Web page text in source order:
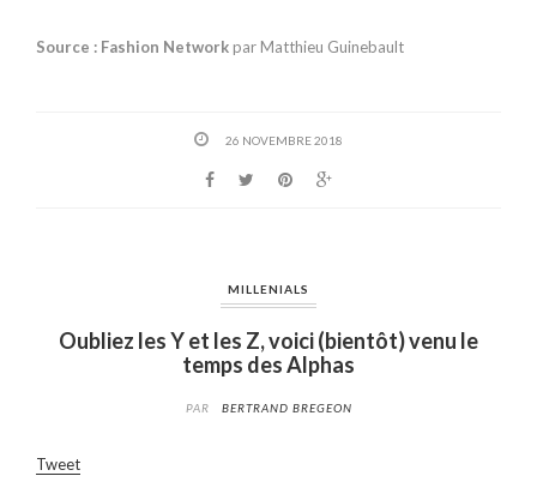
Source : Fashion Network par Matthieu Guinebault
26 NOVEMBRE 2018
MILLENIALS
Oubliez les Y et les Z, voici (bientôt) venu le
temps des Alphas
PAR BERTRAND BREGEON
Tweet